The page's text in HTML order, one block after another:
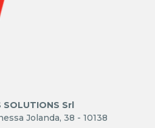
SOLUTIONS Srl
Jolanda, 38 - 10138